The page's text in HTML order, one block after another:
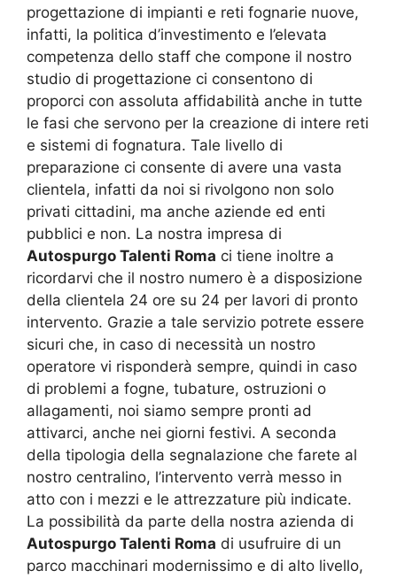
progettazione di impianti e reti fognarie nuove,
infatti, la politica d’investimento e l’elevata
competenza dello staff che compone il nostro
studio di progettazione ci consentono di
proporci con assoluta affidabilità anche in tutte
le fasi che servono per la creazione di intere reti
e sistemi di fognatura. Tale livello di
preparazione ci consente di avere una vasta
clientela, infatti da noi si rivolgono non solo
privati cittadini, ma anche aziende ed enti
pubblici e non. La nostra impresa di
Autospurgo Talenti Roma ci tiene inoltre a
ricordarvi che il nostro numero è a disposizione
della clientela 24 ore su 24 per lavori di pronto
intervento. Grazie a tale servizio potrete essere
sicuri che, in caso di necessità un nostro
operatore vi risponderà sempre, quindi in caso
di problemi a fogne, tubature, ostruzioni o
allagamenti, noi siamo sempre pronti ad
attivarci, anche nei giorni festivi. A seconda
della tipologia della segnalazione che farete al
nostro centralino, l’intervento verrà messo in
atto con i mezzi e le attrezzature più indicate.
La possibilità da parte della nostra azienda di
Autospurgo Talenti Roma di usufruire di un
parco macchinari modernissimo e di alto livello,